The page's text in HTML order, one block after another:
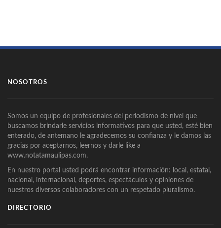
NOSOTROS
Somos un equipo de profesionales del periodismo de nivel que
buscamos brindarle servicios informativos para que usted, esté bien
enterado, de antemano le agradecemos su confianza y le damos las
gracias por aceptarnos, leernos y darle like a
www.notatamaulipas.com.
En nuestro portal usted podrá encontrar información: local, estatal,
nacional, internacional, deportes, espectáculos y opiniones de
nuestros diversos colaboradores con un respetado pluralismo.
DIRECTORIO